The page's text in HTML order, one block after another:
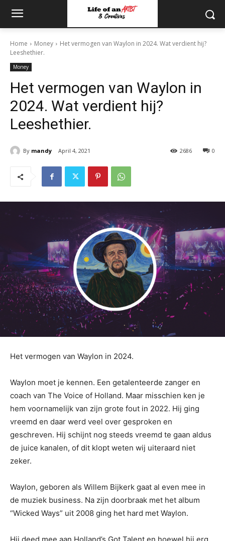
Home Money
Het vermogen van Waylon in 2024. Wat verdient hij?
Leeshethier.
Money
Het vermogen van Waylon in
2024. Wat verdient hij?
Leeshethier.
By mandy April 4, 2021 0
2686
Het vermogen van Waylon in 2024.
Waylon moet je kennen. Een getalenteerde zanger en
coach van The Voice of Holland. Maar misschien ken je
hem voornamelijk van zijn grote fout in 2022. Hij ging
vreemd en daar werd veel over gesproken en
geschreven. Hij schijnt nog steeds vreemd te gaan aldus
de juice kanalen, of dit klopt weten wij uiteraard niet
zeker.
Waylon, geboren als Willem Bijkerk gaat al even mee in
de muziek business. Na zijn doorbraak met het album
“Wicked Ways” uit 2008 ging het hard met Waylon.